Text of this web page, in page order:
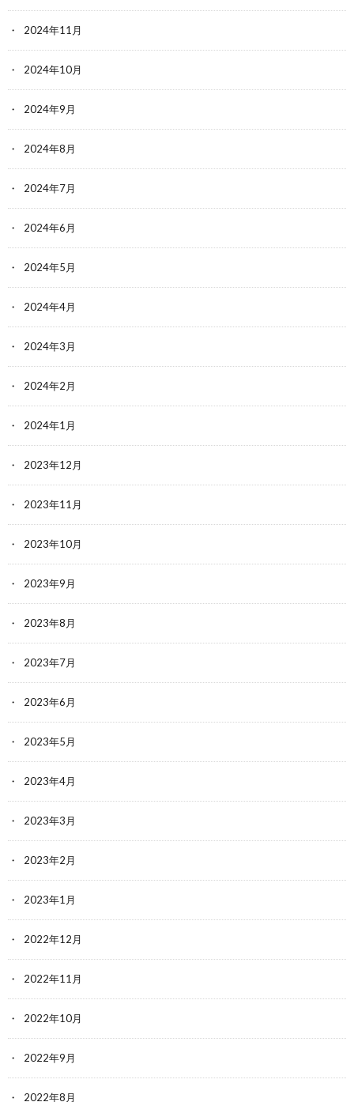
2024年11月
2024年10月
2024年9月
2024年8月
2024年7月
2024年6月
2024年5月
2024年4月
2024年3月
2024年2月
2024年1月
2023年12月
2023年11月
2023年10月
2023年9月
2023年8月
2023年7月
2023年6月
2023年5月
2023年4月
2023年3月
2023年2月
2023年1月
2022年12月
2022年11月
2022年10月
2022年9月
2022年8月